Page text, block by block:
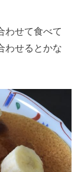
わせて食べて
わせるとかな